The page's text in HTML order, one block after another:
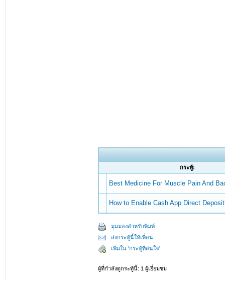
กระทู้:
Best Medicine For Muscle Pain And
How to Enable Cash App Direct
มุมมองสำหรับพิมพ์
ส่งกระทู้นี้ให้เพื่อน
เพิ่มใน 'กระทู้ที่สนใจ'
ผู้ที่กำลังดูกระทู้นี้: 1 ผู้เยี่ยมชม